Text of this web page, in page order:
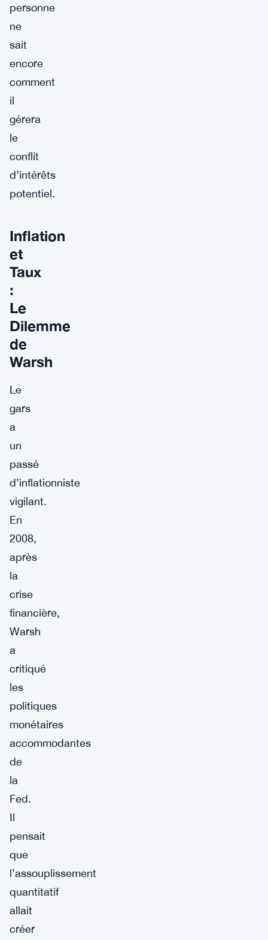
personne
ne
sait
encore
comment
il
gérera
le
conflit
d’intérêts
potentiel.
Inflation
et
Taux
:
Le
Dilemme
de
Warsh
Le
gars
a
un
passé
d’inflationniste
vigilant.
En
2008,
après
la
crise
financière,
Warsh
a
critiqué
les
politiques
monétaires
accommodantes
de
la
Fed.
Il
pensait
que
l’assouplissement
quantitatif
allait
créer